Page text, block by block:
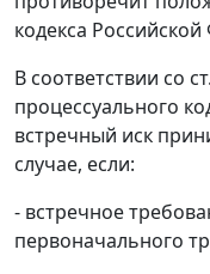
кодекса
В соответствии со
процессуального
встречный иск
случае, если:
- встречное
первоначального